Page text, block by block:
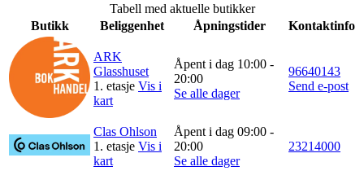
Mat og drikke
Helse
Aktiviteter
Tilbud
Merker
Tabell med aktuelle butikker
Butikk
Beliggenhet Åpningstider Kontaktinfo
ARK
Glasshuset
1. etasje Vis i
kart
Åpent i dag 10:00 -
20:00
Se alle dager
96640143
Send e-post
Clas Ohlson
1. etasje Vis i
kart
Åpent i dag 09:00 -
20:00
Se alle dager
23214000